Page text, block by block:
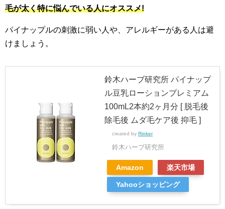
毛が太く特に悩んでいる人にオススメ!
パイナップルの刺激に弱い人や、アレルギーがある人は避
けましょう。
鈴木ハーブ研究所 パイナップ
ル豆乳ローションプレミアム
100mL2本約2ヶ月分 [ 脱毛後
除毛後 ムダ毛ケア後 抑毛 ]
created by Rinker
鈴木ハーブ研究所
Amazon 楽天市場
Yahooショッピング